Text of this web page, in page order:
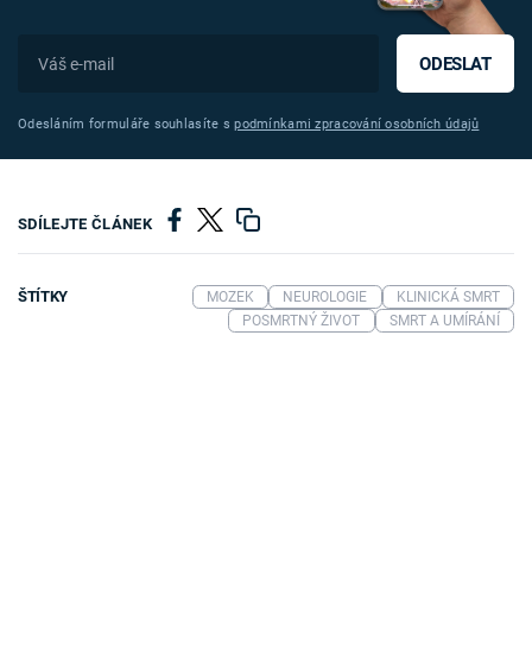
ODESLAT
Odesláním formuláře souhlasíte spodmínkami zpracování osobních údajů
SDÍLEJTE ČLÁNEK
ŠTÍTKY MOZEK NEUROLOGIE
KLINICKÁ SMRT
POSMRTNÝ ŽIVOT
SMRT A UMÍRÁNÍ